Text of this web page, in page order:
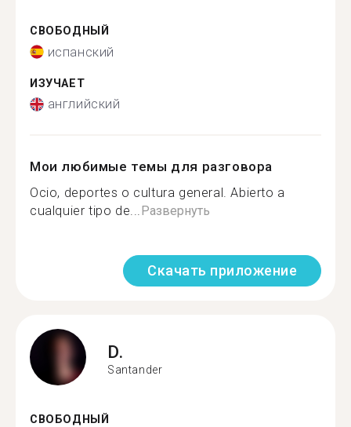
СВОБОДНЫЙ
испанский
ИЗУЧАЕТ
английский
Мои любимые темы для разговора
Ocio, deportes o cultura general. Abierto a
cualquier tipo de...Развернуть
Скачать приложение
D.
Santander
СВОБОДНЫЙ